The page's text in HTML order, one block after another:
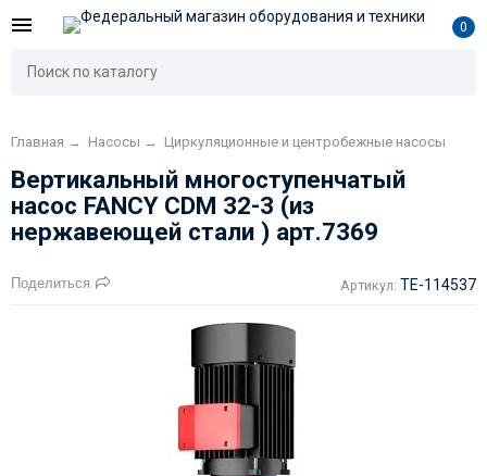
0
Главная → Насосы → Циркуляционные и центробежные насосы
Вертикальный многоступенчатый
насос FANCY CDM 32-3 (из
нержавеющей стали ) арт.7369
Поделиться Артикул: TE-114537